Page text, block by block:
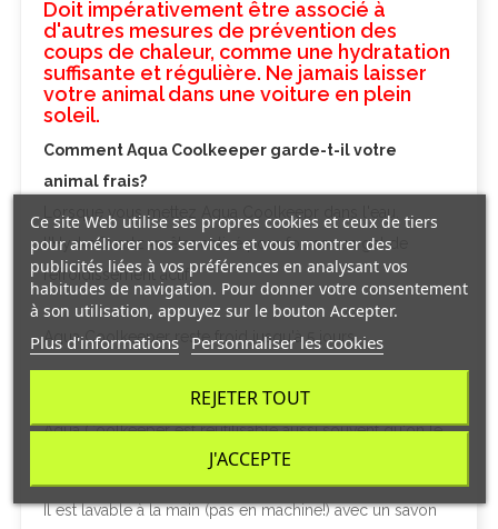
Doit impérativement être associé à
d'autres mesures de prévention des
coups de chaleur, comme une hydratation
suffisante et régulière. Ne jamais laisser
votre animal dans une voiture en plein
soleil.
Comment Aqua Coolkeeper garde-t-il votre
animal frais?
Lorsque vous mettez Aqua Coolkeepr dans l'eau,
l'HydroQuartz va être activé pour former un gel de
refroidissement actif.
Aqua Coolkeeper reste froid jusqu'à 5 jours.
Réutilisable et lavable
Aqua Coolkeeper est réutilisable aussi souvent qu'on le
Il est lavable à la main (pas en machine!) avec un savon
Ce site Web utilise ses propres cookies et ceux de tiers
pour améliorer nos services et vous montrer des
publicités liées à vos préférences en analysant vos
habitudes de navigation. Pour donner votre consentement
à son utilisation, appuyez sur le bouton Accepter.
Plus d'informations Personnaliser les cookies
REJETER TOUT
J'ACCEPTE